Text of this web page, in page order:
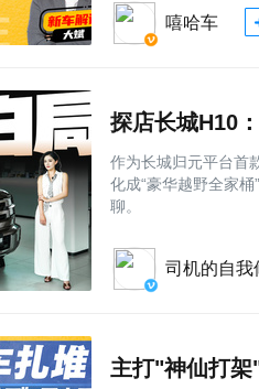
嘻哈车
探店长城H10
作为长城归元平台首
化成“豪华越野全家
聊。
司机的自我
主打"神仙打